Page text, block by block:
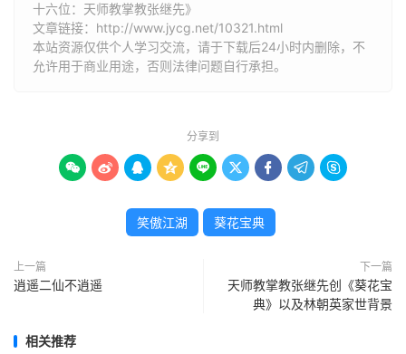
十六位：天师教掌教张继先》
文章链接： http://www.jycg.net/10321.html
本站资源仅供个人学习交流，请于下载后24小时内删除，不
允许用于商业用途，否则法律问题自行承担。
分享到
        
笑傲江湖 葵花宝典
上一篇
逍遥二仙不逍遥
下一篇
天师教掌教张继先创《葵花宝
典》以及林朝英家世背景
相关推荐